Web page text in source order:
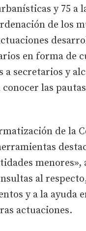
y 75 a
de los
en forma de
secretarios y
las
de la
menores»,
al
y a la ayuda
actuaciones.